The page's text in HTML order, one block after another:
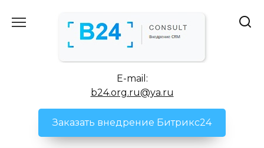
E-mail:
b24.org.ru@ya.ru
Заказать внедрение Битрикс24